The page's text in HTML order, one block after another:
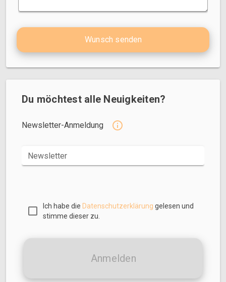
Wunsch senden
Du möchtest alle Neuigkeiten?
Newsletter-Anmeldung
Newsletter
Ich habe die Datenschutzerklärung gelesen und
stimme dieser zu.
Anmelden